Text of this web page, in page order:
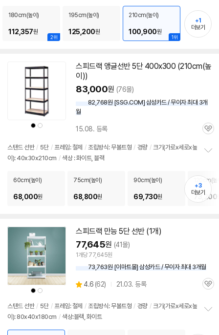
치
기
2위
180cm(높이)
112,357원
195cm(높이)
125,200원
1위
210cm(높이)
100,900원
+1
더보기
상
품
상
품
스피드랙 앵글선반5단400x300 (210cm(높
이))
83,000원 (76몰)
82,768원 [SSG.COM] 삼성카드 / 무이자 최대 3개
월
15.08. 등록
관
스탠드 선반 / 5단 / 프레임: 철제 / 조립방식: 무볼트형 / 경량 / 크기(가로x세로x높
이): 40x30x210cm / 색상 : 화이트, 블랙
펼
치
기
60cm(높이)
68,000원
75cm(높이)
68,800원
90cm(높이)
69,730원
120cm(높
73,200
+3
더보기
상
품
색
상
상
품
상
스피드랙 만능 5단 선반(1개)
77,645원 (41몰)
1개당 77,645원
73,763원 [이마트몰] 삼성카드 / 무이자 최대 3개월
별
4.6 (상
리
뷰
62) 21.03. 등록
관
스탠드 선반 / 5단 / 프레임: 철제 / 조립방식: 무볼트형 / 경량 / 크기(가로x세로x높
이): 80x40x180cm / 색상:블랙, 화이트